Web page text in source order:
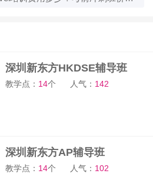
深圳新东方HKDSE辅导班
教学点： 14个 人气： 142
深圳新东方AP辅导班
教学点： 14个 人气： 102